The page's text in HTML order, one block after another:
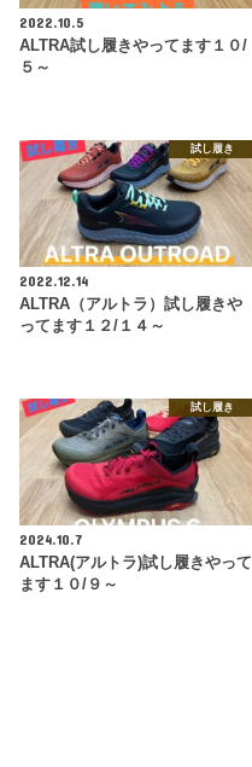
2022.10.5
ALTRA試し履きやってます１０/
５～
試し履き
2022.12.14
ALTRA（アルトラ）試し履きや
ってます１２/１４～
試し履き
2024.10.7
ALTRA(アルトラ)試し履きやって
ます１０/９～